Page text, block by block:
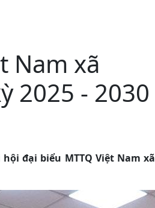
Nam xã
2025 - 2030
đại biểu MTTQ Việt Nam xã